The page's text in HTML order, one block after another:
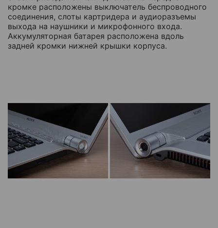
кромке расположены выключатель беспроводного
соединения, слоты картридера и аудиоразъемы
выхода на наушники и микрофонного входа.
Аккумуляторная батарея расположена вдоль
задней кромки нижней крышки корпуса.